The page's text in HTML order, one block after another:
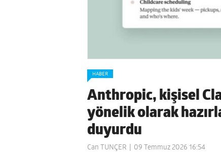
HABER
Anthropic, kişisel
yönelik olarak
duyurdu
Can TUNÇER 09 Temmuz 2026 16:54